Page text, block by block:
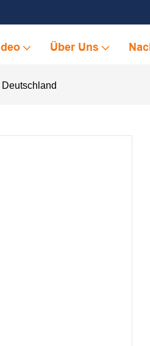
Über Uns